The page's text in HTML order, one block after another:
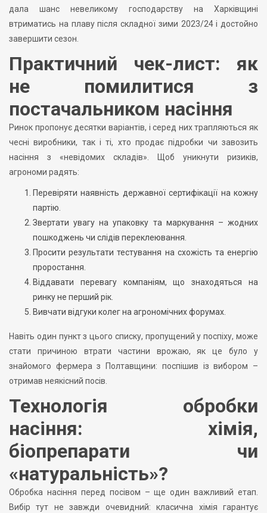
дала шанс невеликому господарству на Харківщині
втриматись на плаву після складної зими 2023/24 і достойно
завершити сезон.
Практичний чек-лист: як
не помилитися з
постачальником насіння
Ринок пропонує десятки варіантів, і серед них трапляються як
чесні виробники, так і ті, хто продає підробки чи завозить
насіння з «невідомих складів». Щоб уникнути ризиків,
агрономи радять:
Перевіряти наявність державної сертифікації на кожну
партію.
Звертати увагу на упаковку та маркування – жодних
пошкоджень чи слідів переклеювання.
Просити результати тестування на схожість та енергію
проростання.
Віддавати перевагу компаніям, що знаходяться на
ринку не перший рік.
Вивчати відгуки колег на агрономічних форумах.
Навіть один пункт з цього списку, пропущений у поспіху, може
стати причиною втрати частини врожаю, як це було у
знайомого фермера з Полтавщини: поспішив із вибором –
отримав неякісний посів.
Технологія обробки
насіння: хімія,
біопрепарати чи
«натуральність»?
Обробка насіння перед посівом – ще один важливий етап.
Вибір тут не завжди очевидний: класична хімія гарантує